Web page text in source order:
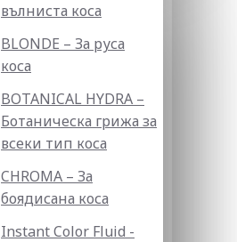
вълниста коса
BLONDE – За руса
коса
BOTANICAL HYDRA –
Ботаническа грижа за
всеки тип коса
CHROMA – За
боядисана коса
Instant Color Fluid -